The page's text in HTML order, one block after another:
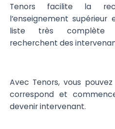
Tenors facilite la
l’enseignement
liste très complète
recherchent des
Avec Tenors, vous
correspond et
devenir intervenant.